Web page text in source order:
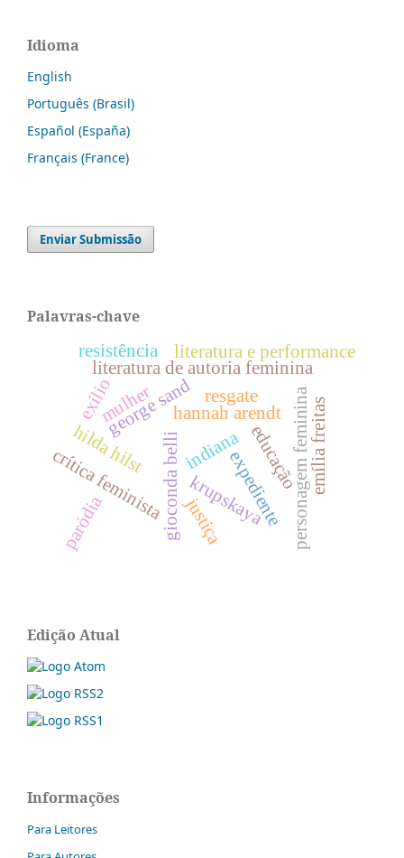
Idioma
English
Português (Brasil)
Español (España)
Français (France)
Enviar Submissão
Palavras-chave
expediente
gioconda belli
hannah arendt
george sand
indiana
literatura de autoria feminina
crítica feminista personagem femininaemília freitas
literatura e performance
educação
mulher
hilda hilst
krupskaya
resgate
justiça
paródia
exílio
resistência
Edição Atual
Informações
Para Leitores